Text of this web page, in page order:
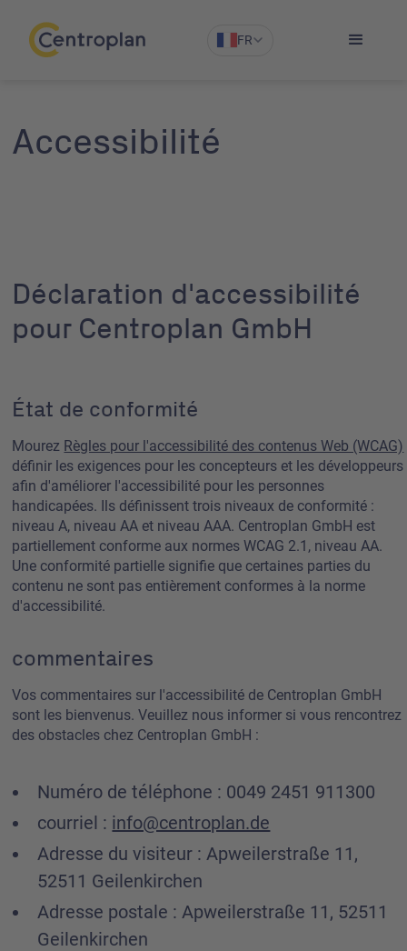
FR
Accessibilité
Déclaration d'accessibilité
pour Centroplan GmbH
État de conformité
Mourez Règles pour l'accessibilité des contenus Web (WCAG)
définir les exigences pour les concepteurs et les développeurs
afin d'améliorer l'accessibilité pour les personnes
handicapées. Ils définissent trois niveaux de conformité :
niveau A, niveau AA et niveau AAA. Centroplan GmbH est
partiellement conforme aux normes WCAG 2.1, niveau AA.
Une conformité partielle signifie que certaines parties du
contenu ne sont pas entièrement conformes à la norme
d'accessibilité.
commentaires
Vos commentaires sur l'accessibilité de Centroplan GmbH
sont les bienvenus. Veuillez nous informer si vous rencontrez
des obstacles chez Centroplan GmbH :
Numéro de téléphone : 0049 2451 911300
courriel : info@centroplan.de
Adresse du visiteur : Apweilerstraße 11,
52511 Geilenkirchen
Adresse postale : Apweilerstraße 11, 52511
Geilenkirchen